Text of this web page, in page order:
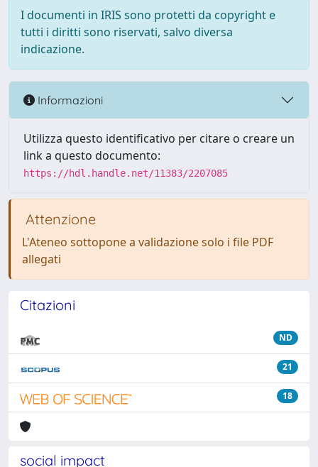
I documenti in IRIS sono protetti da copyright e
tutti i diritti sono riservati, salvo diversa
indicazione.
Informazioni
Utilizza questo identificativo per citare o creare un
link a questo documento:
https://hdl.handle.net/11383/2207085
Attenzione
L'Ateneo sottopone a validazione solo i file PDF
allegati
Citazioni
ND
21
18
social impact